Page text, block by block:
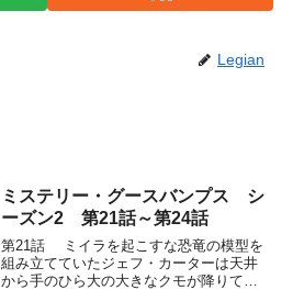
Legian
ミステリー・グースバンプス シ
ーズン2 第21話～第24話
第21話 ミイラを起こすな恐竜の模型を
組み立てていたジェフ・カーターは天井
から手のひら大の大きなクモが降りてき